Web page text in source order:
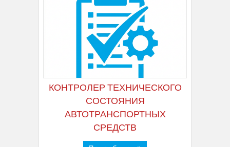
КОНТРОЛЕР ТЕХНИЧЕСКОГО
СОСТОЯНИЯ
АВТОТРАНСПОРТНЫХ
СРЕДСТВ